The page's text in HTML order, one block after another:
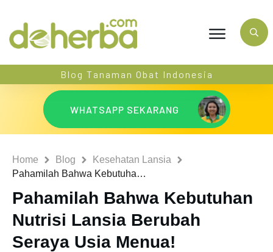
Blog Tanaman Obat Indonesia
WHATSAPP SEKARANG
Home Blog
Kesehatan Lansia
Pahamilah Bahwa Kebutuhan Nutrisi Lansia Berubah Seraya Usia Menua!
Pahamilah Bahwa Kebutuhan
Nutrisi Lansia Berubah
Seraya Usia Menua!